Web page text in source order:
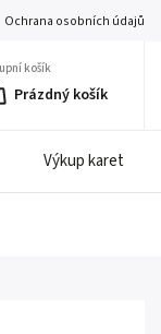
Ochrana osobních údajů
košík
Prázdný košík
Výkup karet